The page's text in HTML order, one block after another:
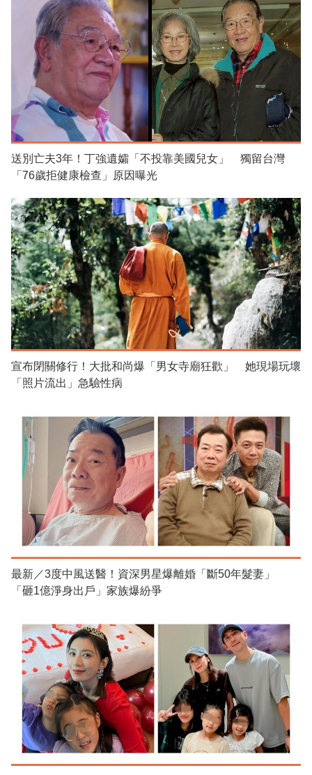
送別亡夫3年！丁強遺孀「不投靠美國兒女」 獨留台灣
「76歲拒健康檢查」原因曝光
宣布閉關修行！大批和尚爆「男女寺廟狂歡」 她現場玩壞
「照片流出」急驗性病
最新／3度中風送醫！資深男星爆離婚「斷50年髮妻」
「砸1億淨身出戶」家族爆紛爭